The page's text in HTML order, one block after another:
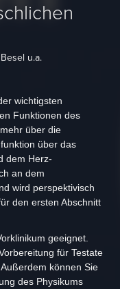
u.a.
wichtigsten
Funktionen des
über die
über das
dem Herz-
an dem
wird perspektivisch
den ersten Abschnitt
geeignet.
für Testate
können Sie
des Physikums